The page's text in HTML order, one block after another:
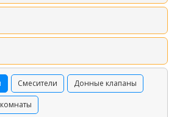
Смесители Донные клапаны